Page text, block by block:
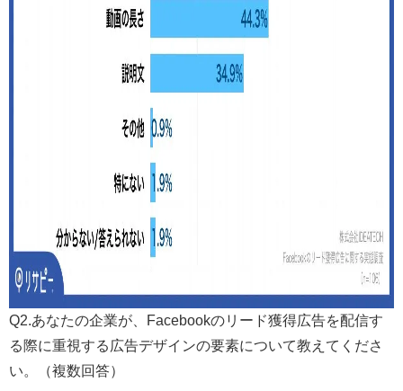
Q2.あなたの企業が、Facebookのリード獲得広告を配信す
る際に重視する広告デザインの要素について教えてくださ
い。（複数回答）